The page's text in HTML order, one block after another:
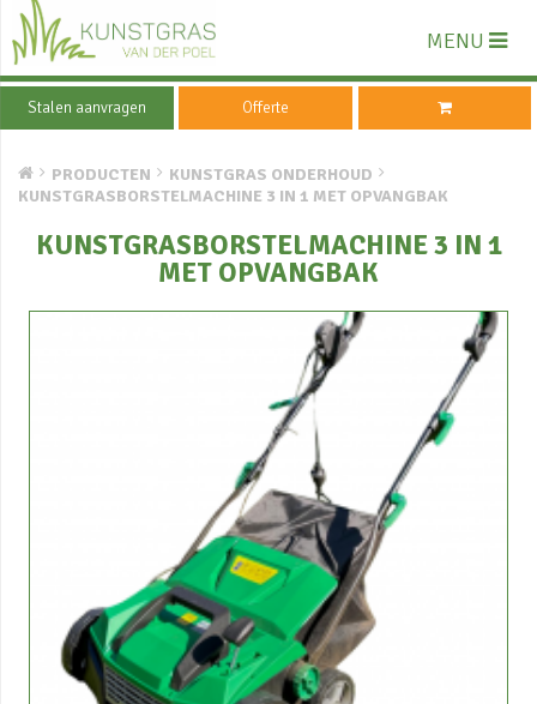
MENU
Stalen aanvragen Offerte
PRODUCTEN
KUNSTGRAS ONDERHOUD
KUNSTGRASBORSTELMACHINE 3 IN 1 MET OPVANGBAK
KUNSTGRASBORSTELMACHINE 3 IN 1
MET OPVANGBAK